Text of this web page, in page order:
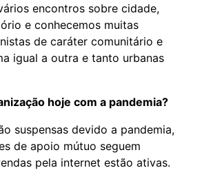
encontros sobre cidade,
e conhecemos muitas
de caráter comunitário e
igual a outra e tanto urbanas
hoje com a pandemia?
suspensas devido a pandemia,
de apoio mútuo seguem
pela internet estão ativas.